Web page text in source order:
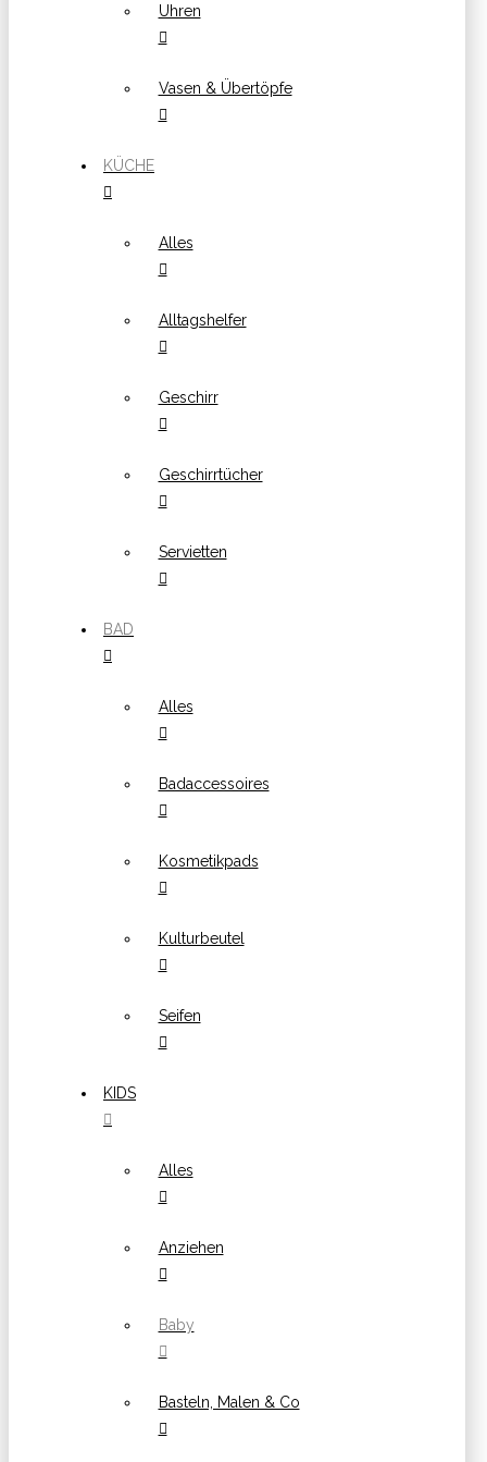
Uhren
Vasen & Übertöpfe
KÜCHE
Alles
Alltagshelfer
Geschirr
Geschirrtücher
Servietten
BAD
Alles
Badaccessoires
Kosmetikpads
Kulturbeutel
Seifen
KIDS
Alles
Anziehen
Baby
Basteln, Malen & Co